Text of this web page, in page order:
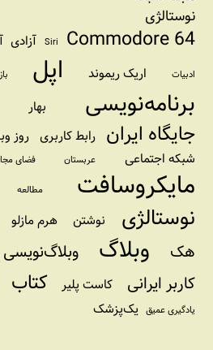
نوستالژی
Commodore 64
Siri آزادی
ادبیات اریک ریموند اپل
برنامه‌نویسی بهار
جایگاه ایران رابط کاربری روز
شبکه اجتماعی عربستان فضای
مایکروسافت مطالعه
نوستالژی نوشتن هرم مازلو
هک وبلاگ وبلاگ‌نویسی
کاربر ایرانی
کاست پلیر کتاب
یادگیری عمیق یک‌پزشک